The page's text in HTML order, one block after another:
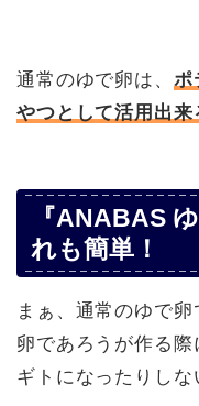
通常のゆで卵は、 ポ
やつとして活用出来
『ANABAS
れも簡単！
まぁ、通常のゆで
卵であろうが作る際
ギトになったりしな